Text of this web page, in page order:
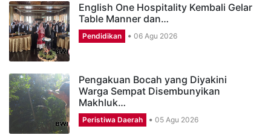
English One Hospitality Kembali Gelar
Table Manner dan…
Pendidikan 06 Agu 2026
Pengakuan Bocah yang Diyakini
Warga Sempat Disembunyikan
Makhluk…
Peristiwa Daerah 05 Agu 2026